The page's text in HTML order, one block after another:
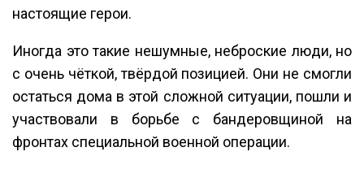
настоящие герои.
Иногда это такие нешумные, неброские люди, но
с очень чёткой, твёрдой позицией. Они не смогли
остаться дома в этой сложной ситуации, пошли и
участвовали в борьбе с бандеровщиной на
фронтах специальной военной операции.